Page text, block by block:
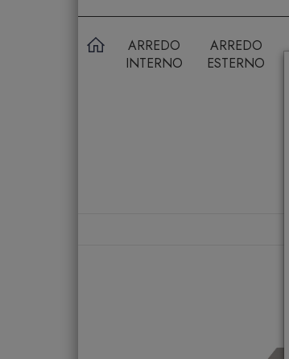
ARREDO
INTERNO
ARREDO
ESTERNO